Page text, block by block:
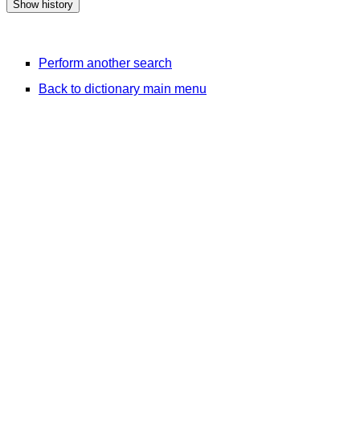
Perform another search
Back to dictionary main menu